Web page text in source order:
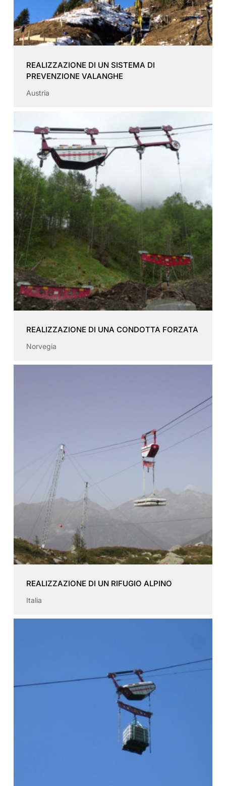
REALIZZAZIONE DI UN SISTEMA DI
PREVENZIONE VALANGHE
Austria
REALIZZAZIONE DI UNA CONDOTTA FORZATA
Norvegia
REALIZZAZIONE DI UN RIFUGIO ALPINO
Italia